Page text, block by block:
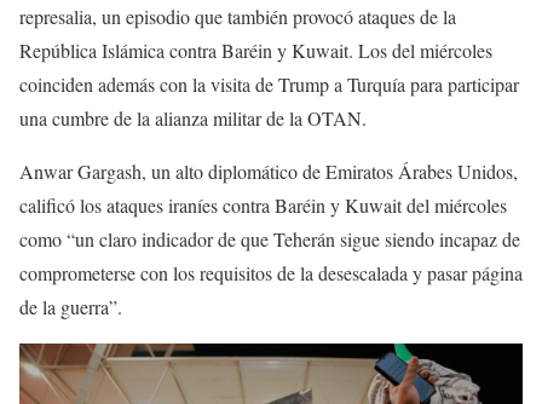
represalia, un episodio que también provocó ataques de la
República Islámica contra Baréin y Kuwait. Los del miércoles
coinciden además con la visita de Trump a Turquía para participar
una cumbre de la alianza militar de la OTAN.
Anwar Gargash, un alto diplomático de Emiratos Árabes Unidos,
calificó los ataques iraníes contra Baréin y Kuwait del miércoles
como “un claro indicador de que Teherán sigue siendo incapaz de
comprometerse con los requisitos de la desescalada y pasar página
de la guerra”.